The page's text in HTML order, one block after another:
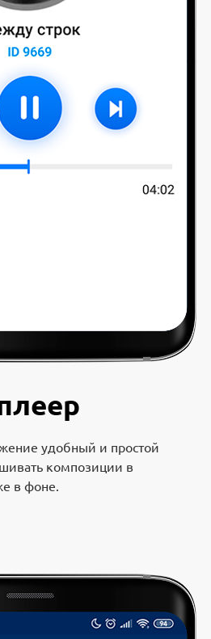
удобный и простой
композиции в
в фоне.